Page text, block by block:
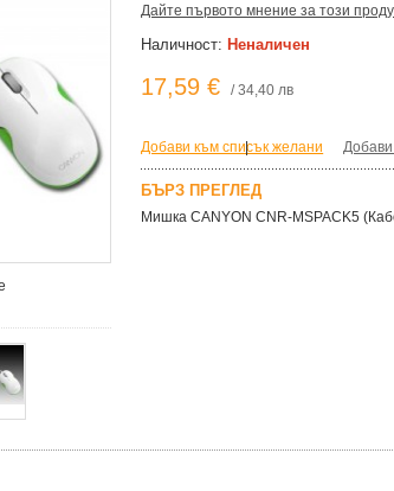
Дайте първото мнение за този
Наличност: Неналичен
17,59 € / 34,40 лв
Добави към списък желани
|
БЪРЗ ПРЕГЛЕД
Мишка CANYON CNR-MSPACK5